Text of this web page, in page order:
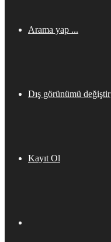
Arama yap ...
Dış görünümü değiştir
Kayıt Ol